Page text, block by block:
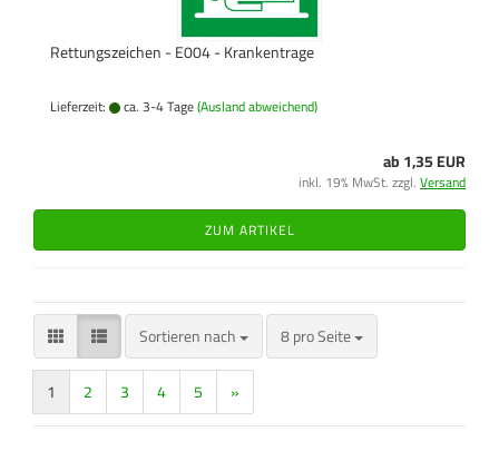
Rettungszeichen - E004 - Krankentrage
Lieferzeit: ca. 3-4 Tage(Ausland abweichend)
ab 1,35 EUR
inkl. 19% MwSt. zzgl.Versand
ZUM ARTIKEL
Sortieren nach
Sortieren nach 8 pro Seite
pro Seite
1
2 3 4 5 »